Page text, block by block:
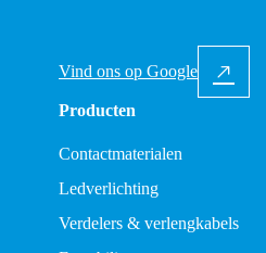
Vind ons op Google
Producten
Contactmaterialen
Ledverlichting
Verdelers & verlengkabels